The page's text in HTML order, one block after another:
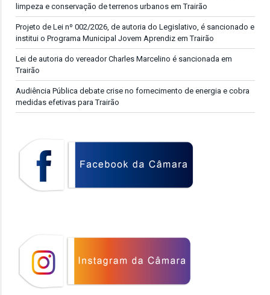
limpeza e conservação de terrenos urbanos em Trairão
Projeto de Lei nº 002/2026, de autoria do Legislativo, é sancionado e
institui o Programa Municipal Jovem Aprendiz em Trairão
Lei de autoria do vereador Charles Marcelino é sancionada em
Trairão
Audiência Pública debate crise no fornecimento de energia e cobra
medidas efetivas para Trairão